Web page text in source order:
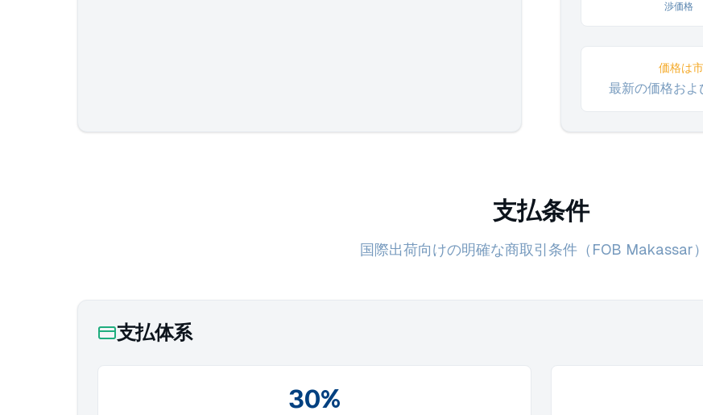
渉価格
価格は
最新の価格お
支払条件
国際出荷向けの明確な商取引条件（FOB Makassar）
支払体系
30%